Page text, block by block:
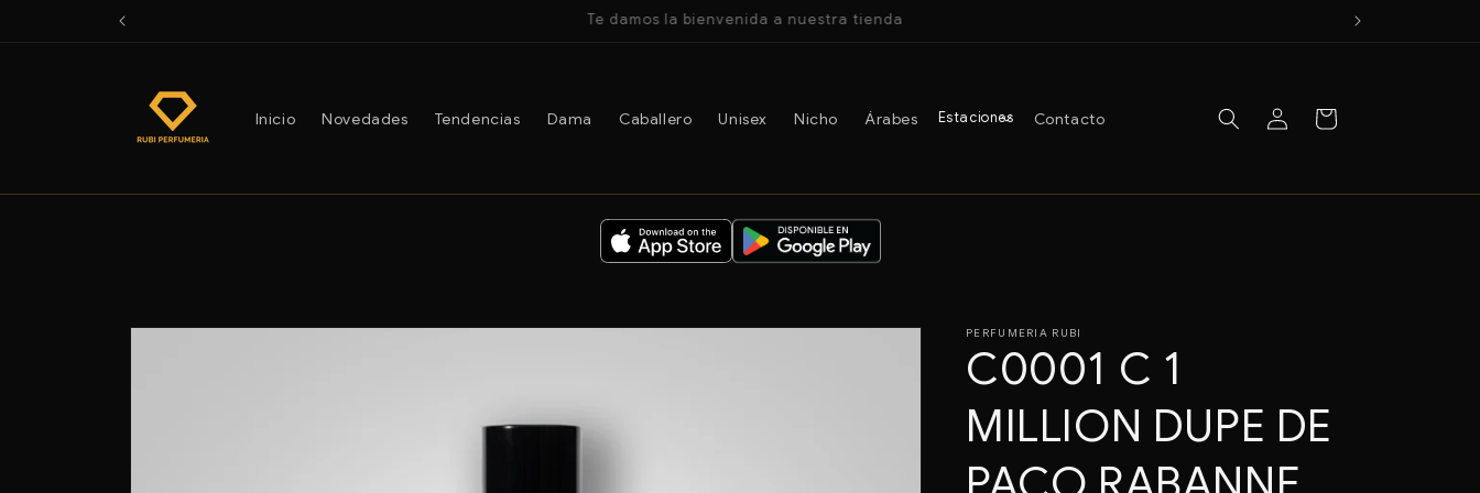
directamente
Te damos la bienvenida a nuestra tienda
Inicio Novedades Tendencias Dama Caballero Unisex Nicho Árabes Estaciones Contacto
sesión
Carrito
directamente
PERFUMERIA RUBI
C0001 C 1
MILLION DUPE DE